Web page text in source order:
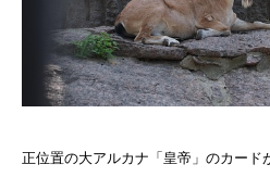
正位置の大アルカナ「皇帝」のカード